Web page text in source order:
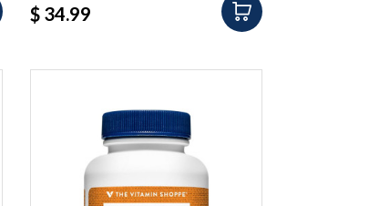
Precio
$ 34.99